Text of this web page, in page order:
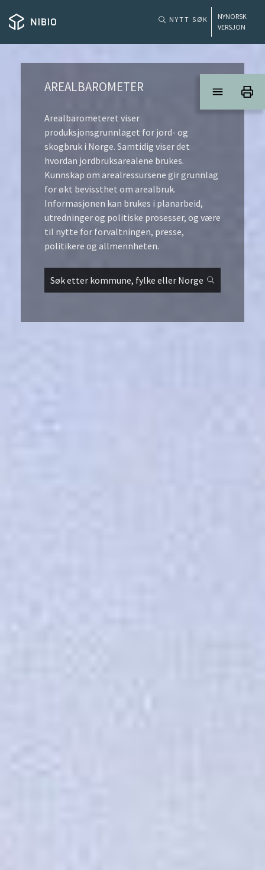
NYTT SØK
NYNORSK
VERSJON
AREALBAROMETER
Arealbarometeret viser
produksjonsgrunnlaget for jord- og
skogbruk i Norge. Samtidig viser det
hvordan jordbruksarealene brukes.
Kunnskap om arealressursene gir grunnlag
for økt bevissthet om arealbruk.
Informasjonen kan brukes i planarbeid,
utredninger og politiske prosesser, og være
til nytte for forvaltningen, presse,
politikere og allmennheten.